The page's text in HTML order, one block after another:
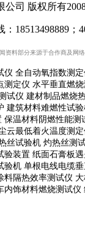
司 版权所有
18513498889；
资料部分来源于合作商及网
仪 全自动氧指数测
测定仪 水平垂直燃
试仪 建材制品燃烧
建筑材料难燃性试
保温材料阴燃性能测
云最低着火温度测
丝试验机 灼热丝测
验装置 纸面石膏板
验机 单根电线电缆
料隔热效率测试仪
内饰材料燃烧测试仪